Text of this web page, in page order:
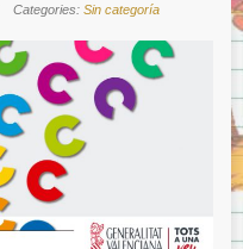
Categories: Sin categoría